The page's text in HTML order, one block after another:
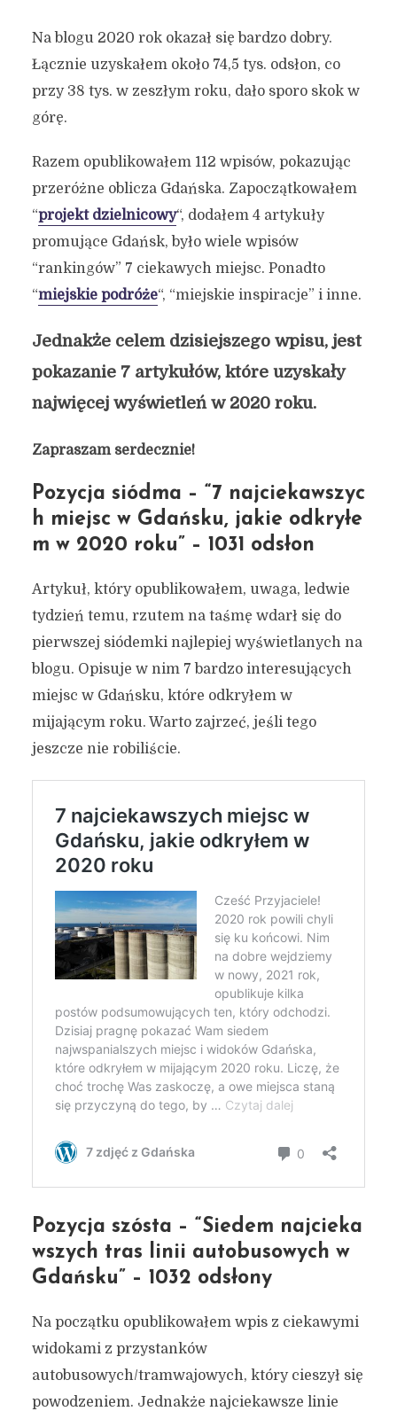
Na blogu 2020 rok okazał się bardzo dobry.
Łącznie uzyskałem około 74,5 tys. odsłon, co
przy 38 tys. w zeszłym roku, dało sporo skok w
górę.
Razem opublikowałem 112 wpisów, pokazując
przeróżne oblicza Gdańska. Zapoczątkowałem
“projekt dzielnicowy“, dodałem 4 artykuły
promujące Gdańsk, było wiele wpisów
“rankingów” 7 ciekawych miejsc. Ponadto
“miejskie podróże“, “miejskie inspiracje” i inne.
Jednakże celem dzisiejszego wpisu, jest
pokazanie 7 artykułów, które uzyskały
najwięcej wyświetleń w 2020 roku.
Zapraszam serdecznie!
Pozycja siódma – “7 najciekawszyc
h miejsc w Gdańsku, jakie odkryłe
m w 2020 roku” – 1031 odsłon
Artykuł, który opublikowałem, uwaga, ledwie
tydzień temu, rzutem na taśmę wdarł się do
pierwszej siódemki najlepiej wyświetlanych na
blogu. Opisuje w nim 7 bardzo interesujących
miejsc w Gdańsku, które odkryłem w
mijającym roku. Warto zajrzeć, jeśli tego
jeszcze nie robiliście.
Pozycja szósta – “Siedem najcieka
wszych tras linii autobusowych w
Gdańsku” – 1032 odsłony
Na początku opublikowałem wpis z ciekawymi
widokami z przystanków
autobusowych/tramwajowych, który cieszył się
powodzeniem. Jednakże najciekawsze linie